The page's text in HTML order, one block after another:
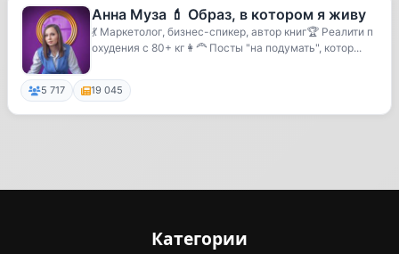
Анна Муза 💄 Образ, в котором я живу
💃 Маркетолог, бизнес-спикер, автор книг🏆 Реалити п
охудения с 80+ кг👩‍🦰 Посты "на подумать", котор...
5 717 19 045
Категории